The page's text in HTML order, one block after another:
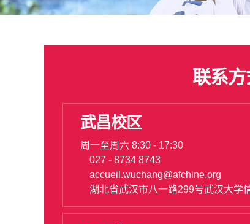
联系方
武昌校区
周一至周六 8:30 - 17:30
027 - 8734 8743
accueil.wuchang@afchine.org
湖北省武汉市八一路299号武汉大学